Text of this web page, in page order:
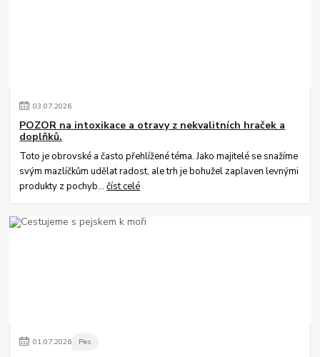
03.07.2026
POZOR na intoxikace a otravy z nekvalitních hraček a
doplňků.
Toto je obrovské a často přehlížené téma. Jako majitelé se snažíme
svým mazlíčkům udělat radost, ale trh je bohužel zaplaven levnými
produkty z pochyb...číst celé
01.07.2026 Pes